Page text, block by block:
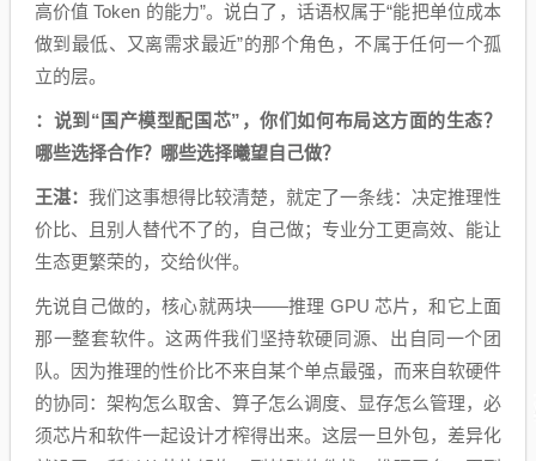
高价值 Token 的能力”。说白了，话语权属于“能把单位成本
做到最低、又离需求最近”的那个角色，不属于任何一个孤
立的层。
：说到“国产模型配国芯”，你们如何布局这方面的生态？
哪些选择合作？哪些选择曦望自己做？
王湛： 我们这事想得比较清楚，就定了一条线：决定推理性
价比、且别人替代不了的，自己做；专业分工更高效、能让
生态更繁荣的，交给伙伴。
先说自己做的，核心就两块——推理 GPU 芯片，和它上面
那一整套软件。这两件我们坚持软硬同源、出自同一个团
队。因为推理的性价比不来自某个单点最强，而来自软硬件
的协同：架构怎么取舍、算子怎么调度、显存怎么管理，必
须芯片和软件一起设计才榨得出来。这层一旦外包，差异化